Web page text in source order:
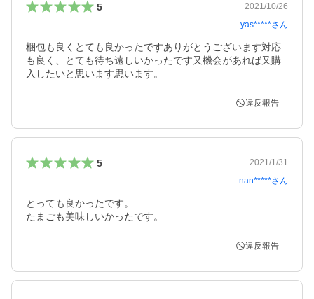
5
2021/10/26
yas*****さん
梱包も良くとても良かったですありがとうございます対応
も良く、とても待ち遠しいかったです又機会があれば又購
入したいと思います思います。
違反報告
5
2021/1/31
nan*****さん
とっても良かったです。
たまごも美味しいかったです。
違反報告